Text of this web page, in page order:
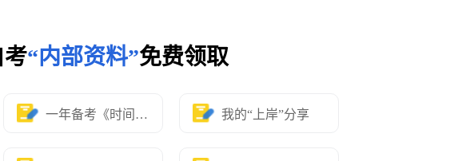
考“内部资料”免费领取
一年备考《时间表》 我的“上岸”分享